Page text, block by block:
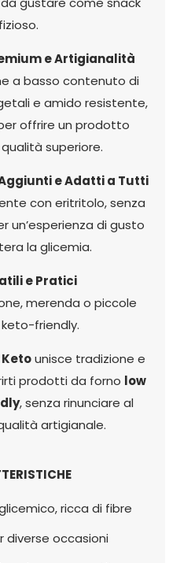
e Artigianalità
a basso contenuto di
e amido resistente,
offrire un prodotto
superiore.
e Adatti a Tutti
con eritritolo, senza
un’esperienza di gusto
la glicemia.
e Pratici
merenda o piccole
friendly.
unisce tradizione e
prodotti da forno low
, senza rinunciare al
artigianale.
ricca di fibre
diverse occasioni